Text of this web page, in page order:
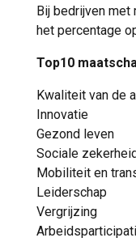
Bij bedrijven met
het percentage
Top10
Kwaliteit van de
Innovatie
Gezond leven
Sociale
Mobiliteit en
Leiderschap
Vergrijzing